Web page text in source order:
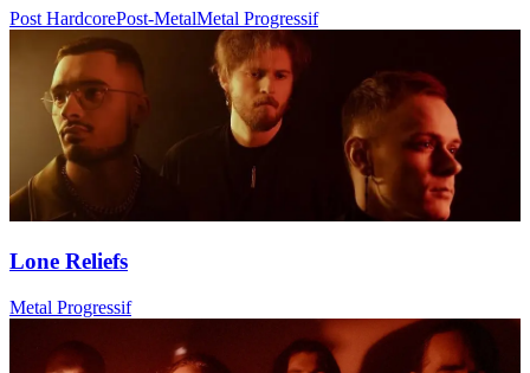
Post HardcorePost-MetalMetal Progressif
Lone Reliefs
Metal Progressif